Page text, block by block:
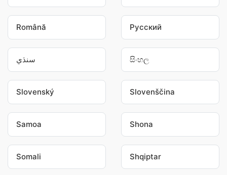
Română Pусский
سنڌي සිංහල
Slovenský Slovenščina
Samoa Shona
Somali Shqiptar